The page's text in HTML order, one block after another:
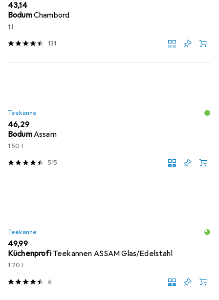
EUR
43,14
BodumChambord
1 l
131
Teekanne
EUR
46,29
BodumAssam
1.50 l
515
Teekanne
EUR
49,99
Küchenprofi Teekannen ASSAM Glas/Edelstahl
1.20 l
6